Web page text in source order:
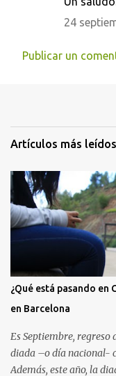
24
Publicar un
Artículos más leídos
¿Qué está pasando en
en Barcelona
Es Septiembre, regreso
diada –o día nacional-
Además, este año, la